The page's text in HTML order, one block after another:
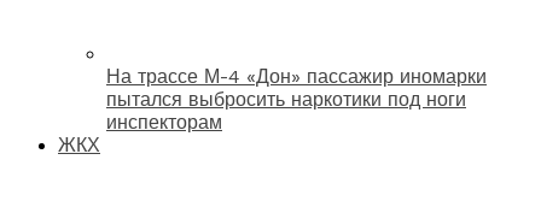
На трассе М-4 «Дон» пассажир иномарки
пытался выбросить наркотики под ноги
инспекторам
ЖКХ